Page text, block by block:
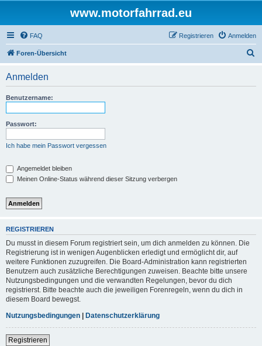
www.motorfahrrad.eu
FAQ Anmelden
Registrieren
Foren-Übersicht
Anmelden
Benutzername:
Passwort:
Ich habe mein Passwort vergessen
Angemeldet bleiben
Meinen Online-Status während dieser Sitzung verbergen
REGISTRIEREN
Du musst in diesem Forum registriert sein, um dich anmelden zu können. Die
Registrierung ist in wenigen Augenblicken erledigt und ermöglicht dir, auf
weitere Funktionen zuzugreifen. Die Board-Administration kann registrierten
Benutzern auch zusätzliche Berechtigungen zuweisen. Beachte bitte unsere
Nutzungsbedingungen und die verwandten Regelungen, bevor du dich
registrierst. Bitte beachte auch die jeweiligen Forenregeln, wenn du dich in
diesem Board bewegst.
Nutzungsbedingungen | Datenschutzerklärung
Registrieren